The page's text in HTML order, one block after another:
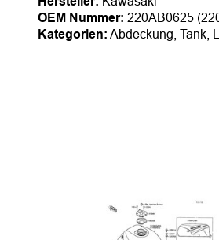
OEM Nummer: 220AB0625
Kategorien: Abdeckung, Tank,